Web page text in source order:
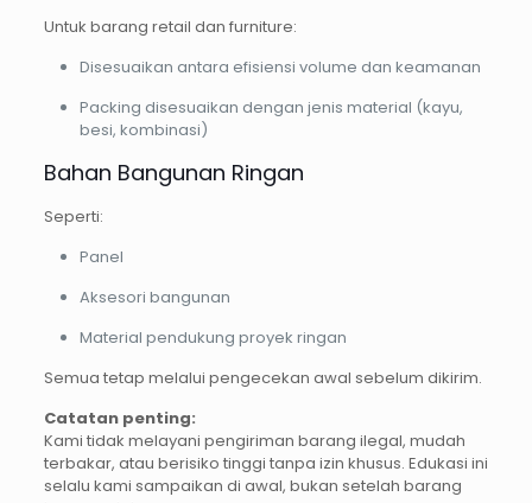
Untuk barang retail dan furniture:
Disesuaikan antara efisiensi volume dan keamanan
Packing disesuaikan dengan jenis material (kayu,
besi, kombinasi)
Bahan Bangunan Ringan
Seperti:
Panel
Aksesori bangunan
Material pendukung proyek ringan
Semua tetap melalui pengecekan awal sebelum dikirim.
Catatan penting:
Kami tidak melayani pengiriman barang ilegal, mudah
terbakar, atau berisiko tinggi tanpa izin khusus. Edukasi ini
selalu kami sampaikan di awal, bukan setelah barang